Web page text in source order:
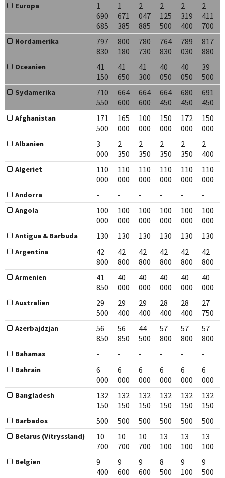
Europa
1
690
685
1
671
385
2
047
885
2
125
500
2
319
400
2
411
700
Nordamerika
797
830
800
180
780
730
764
830
789
030
817
880
Oceanien
41
150
41
650
41
300
40
050
40
050
39
500
Sydamerika
710
550
664
600
664
600
664
450
680
450
691
450
Afghanistan
171
500
165
000
100
000
150
000
172
000
150
000
Albanien
3
000
2
350
2
350
2
350
2
350
2
400
Algeriet
110
000
110
000
110
000
110
000
110
000
110
000
Andorra - - - - - -
Angola
100
000
100
000
100
000
100
000
100
000
100
000
Antigua & Barbuda 130 130 130 130 130 130
Argentina
42
800
42
800
42
800
42
800
42
800
42
800
Armenien
41
850
40
000
40
000
40
000
40
000
40
000
Australien
29
500
29
400
29
400
28
400
28
400
27
750
Azerbajdzjan
56
850
56
850
44
500
57
800
57
800
57
800
Bahamas - - - - - -
Bahrain
6
000
6
000
6
000
6
000
6
000
6
000
Bangladesh
132
150
132
150
132
150
132
150
132
150
132
150
Barbados 500 500 500 500 500 500
Belarus (Vitryssland)
10
700
10
700
10
700
13
100
13
100
13
100
Belgien
9
400
9
600
9
600
8
500
9
100
9
500